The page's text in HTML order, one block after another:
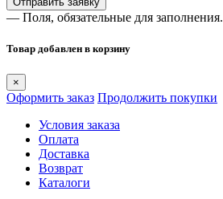
— Поля, обязательные для заполнения.
Товар добавлен в корзину
×
Оформить заказ Продолжить покупки
Условия заказа
Оплата
Доставка
Возврат
Каталоги